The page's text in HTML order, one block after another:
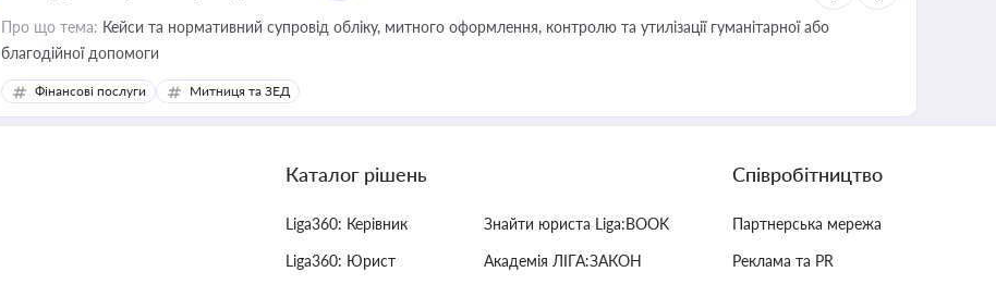
Про що тема: Кейси та нормативний супровід обліку, митного оформлення, контролю та утилізації гуманітарної або
благодійної допомоги
Фінансові послуги Митниця та ЗЕД
Каталог рішень
Liga360: Керівник
Liga360: Юрист
Знайти юриста Liga:BOOK
Академія ЛІГА:ЗАКОН
Співробітництво
Партнерська мережа
Реклама та PR